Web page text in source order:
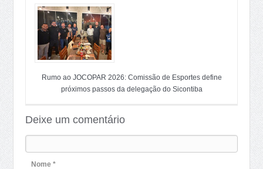
Rumo ao JOCOPAR 2026: Comissão de Esportes define
próximos passos da delegação do Sicontiba
Deixe um comentário
Nome *